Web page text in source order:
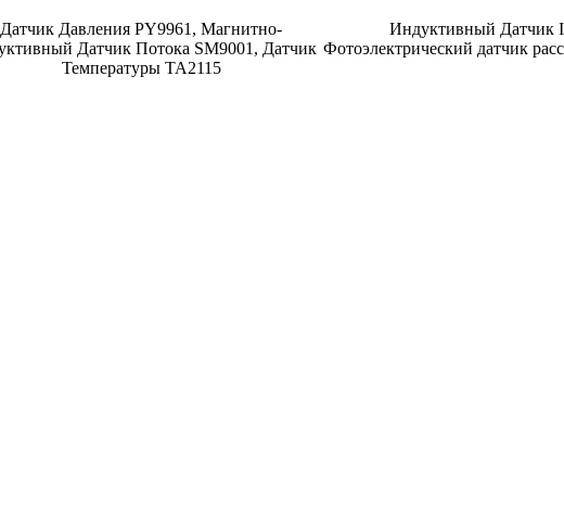
Датчик Давления PY9961, Магнитно-
Датчик Потока SM9001, Датчик
Температуры TA2115
Индуктивный Датчик
Фотоэлектрический датчик